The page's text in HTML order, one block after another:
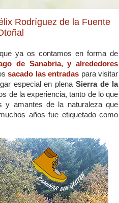
Rodríguez de la Fuente
ya os contamos en forma de
de Sanabria, y alrededores
sacado las entradas para visitar
especial en plenaSierra de la
de la experiencia, tanto de lo que
y amantes de la naturaleza que
años fue etiquetado como